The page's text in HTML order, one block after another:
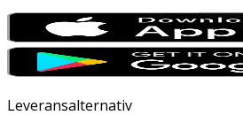
Leveransalternativ